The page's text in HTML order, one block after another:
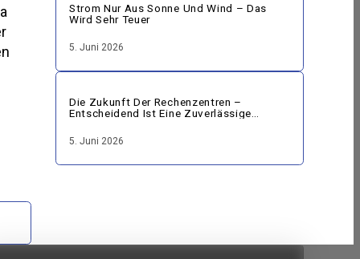
Strom Nur Aus Sonne Und Wind – Das
Wird Sehr Teuer
5. Juni 2026
Die Zukunft Der Rechenzentren –
Entscheidend Ist Eine Zuverlässige
5. Juni 2026